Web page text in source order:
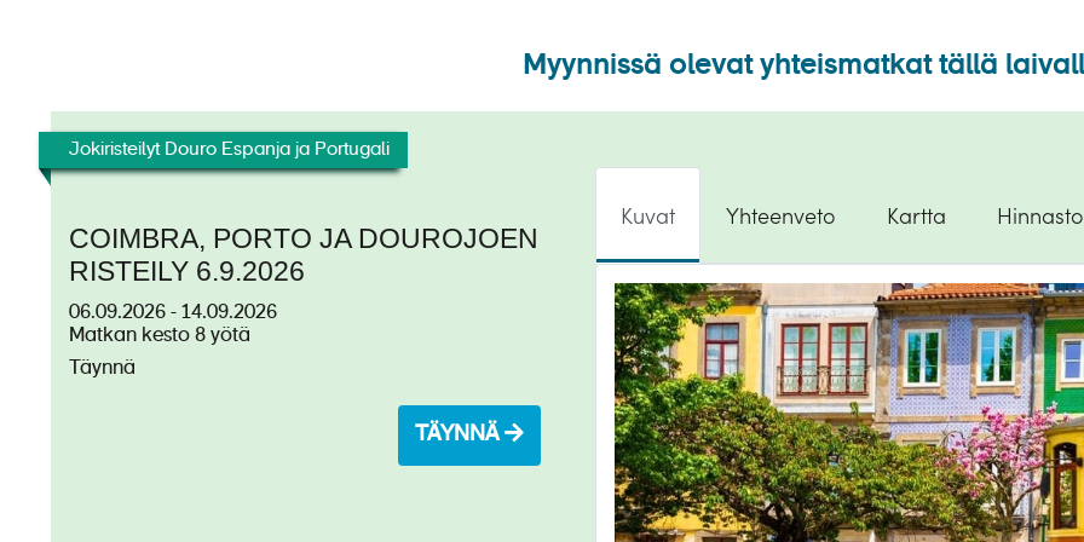
Myynnissä olevat yhteismatkat tällä
Jokiristeilyt Douro Espanja ja Portugali
COIMBRA, PORTO JA DOUROJOEN
RISTEILY 6.9.2026
06.09.2026 - 14.09.2026
Matkan kesto 8 yötä
Täynnä
TÄYNNÄ
Kuvat Yhteenveto Kartta Hinnasto